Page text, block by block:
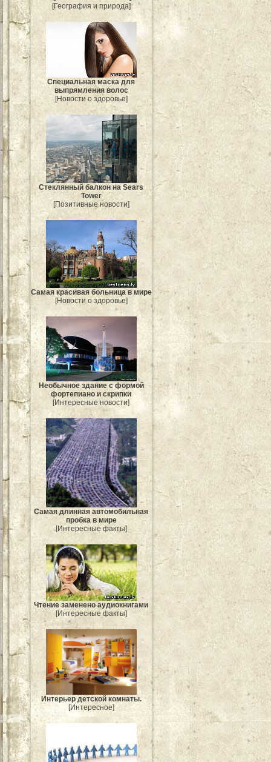
[География и природа]
Специальная маска для
выпрямления волос
[Новости о здоровье]
Стеклянный балкон на Sears
Tower
[Позитивные новости]
Самая красивая больница в мире
[Новости о здоровье]
Необычное здание с формой
фортепиано и скрипки
[Интересные новости]
Самая длинная автомобильная
пробка в мире
[Интересные факты]
Чтение заменено аудиокнигами
[Интересные факты]
Интерьер детской комнаты.
[Интересное]